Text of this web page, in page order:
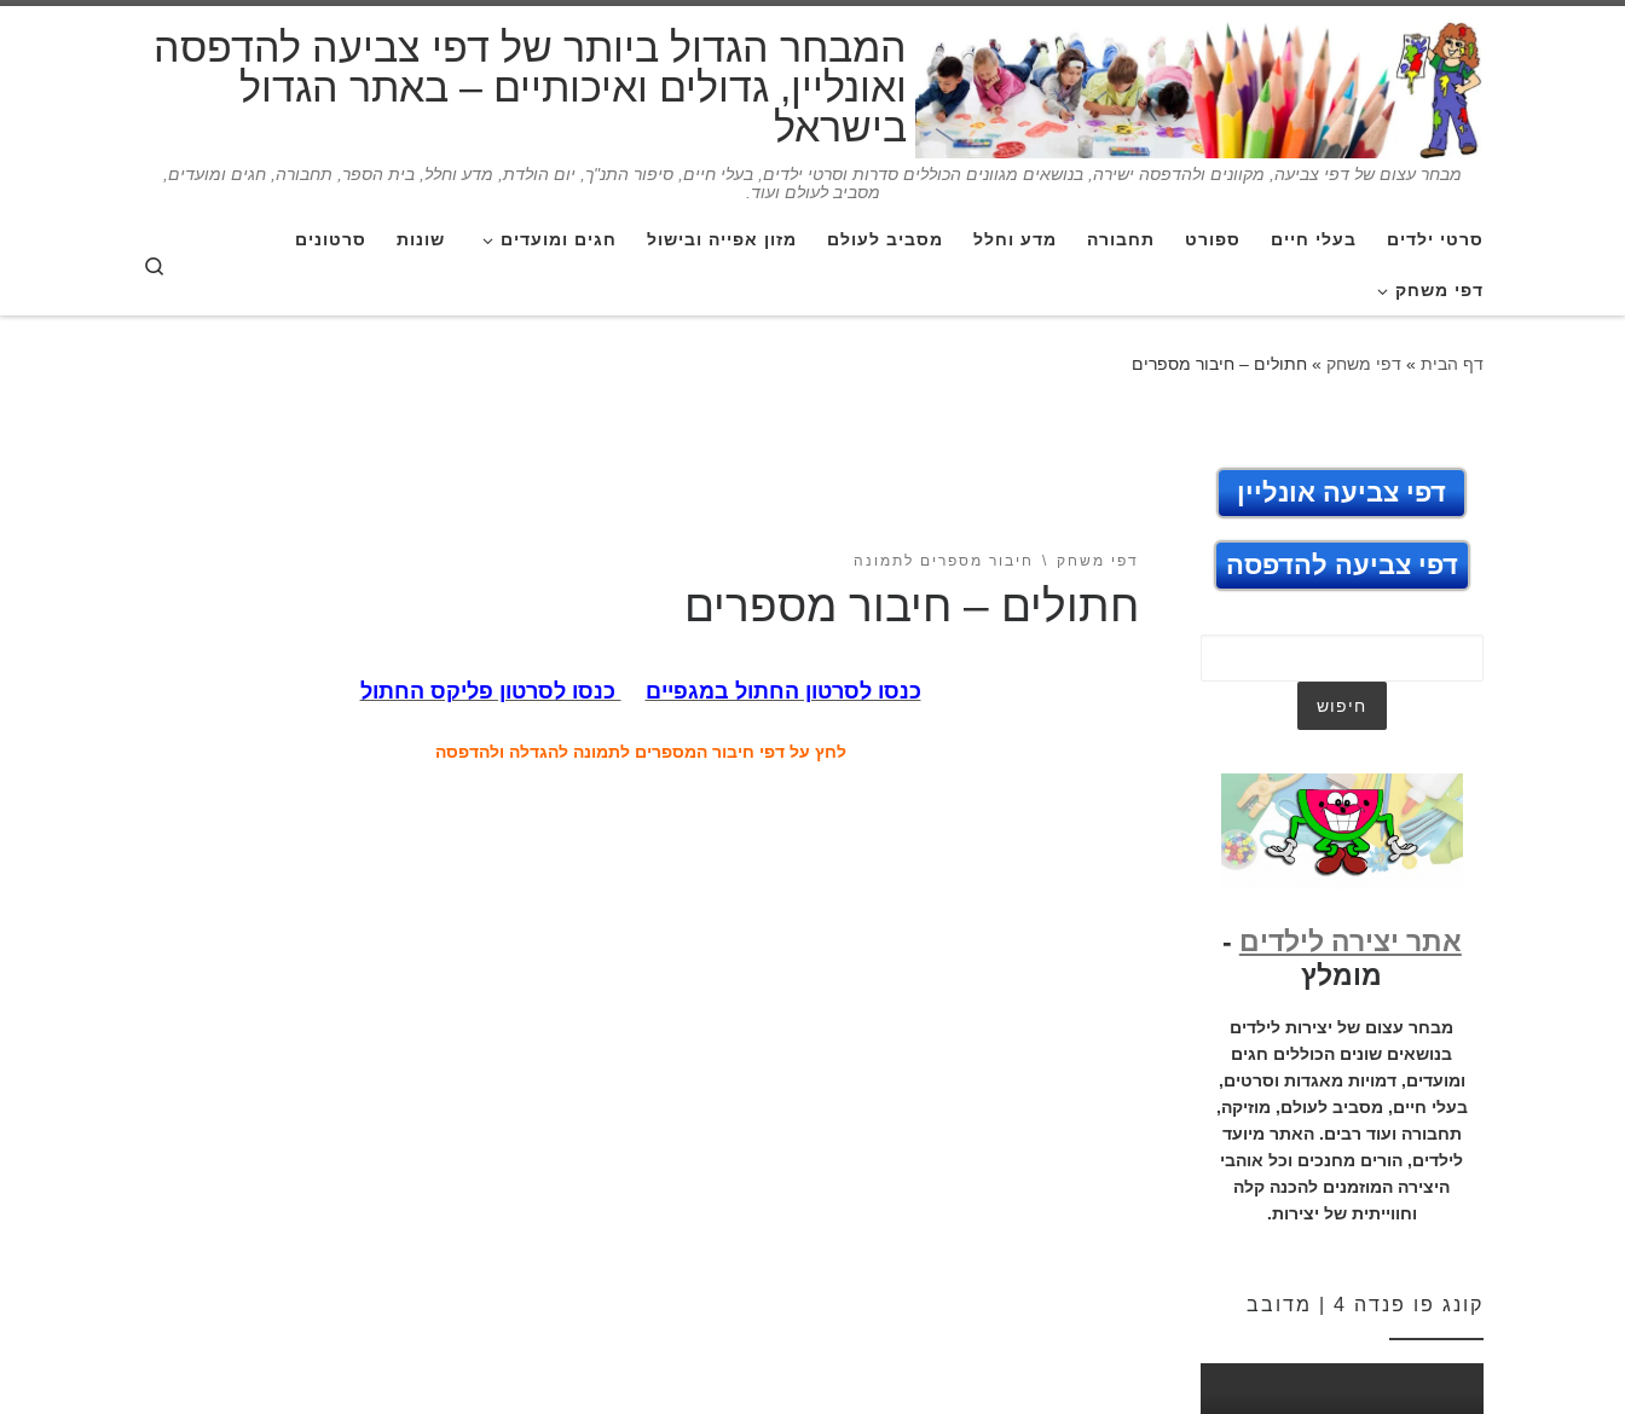
המבחר הגדול ביותר של דפי צביעה להדפסה
ואונליין, גדולים ואיכותיים – באתר הגדול
בישראל
מבחר עצום של דפי צביעה, מקוונים ולהדפסה ישירה, בנושאים מגוונים הכוללים סדרות וסרטי ילדים, בעלי חיים, סיפור התנ"ך, יום הולדת, מדע וחלל, בית הספר, תחבורה, חגים ומועדים,
מסביב לעולם ועוד.
סרטי ילדים בעלי חיים ספורט תחבורה מדע וחלל מסביב לעולם מזון אפייה ובישול חגים ומועדים שונות סרטונים
דפי משחק
דף הבית » דפי משחק » חתולים – חיבור מספרים
דפי משחק חיבור מספרים לתמונה
חתולים – חיבור מספרים
כנסו לסרטון החתול במגפיים כנסו לסרטון פליקס החתול
לחץ על דפי חיבור המספרים לתמונה להגדלה ולהדפסה
דפי צביעה אונליין
דפי צביעה להדפסה
אתר יצירה לילדים -
מומלץ
מבחר עצום של יצירות לילדים
בנושאים שונים הכוללים חגים
ומועדים, דמויות מאגדות וסרטים,
בעלי חיים, מסביב לעולם, מוזיקה,
תחבורה ועוד רבים. האתר מיועד
לילדים, הורים מחנכים וכל אוהבי
היצירה המוזמנים להכנה קלה
וחווייתית של יצירות.
קונג פו פנדה 4 | מדובב